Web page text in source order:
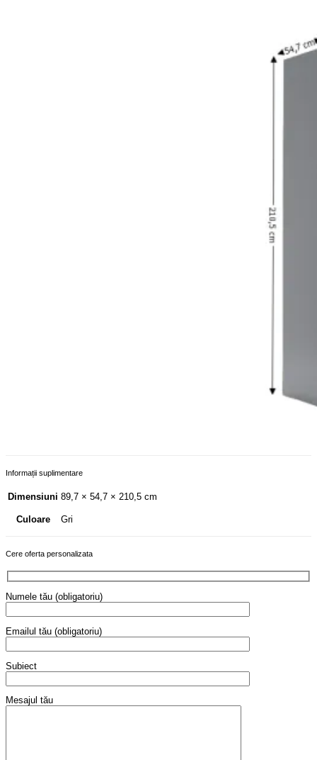
Informații suplimentare
Dimensiuni 89,7 × 54,7 × 210,5 cm
Culoare Gri
Cere oferta personalizata
Numele tău (obligatoriu)
Emailul tău (obligatoriu)
Subiect
Mesajul tău